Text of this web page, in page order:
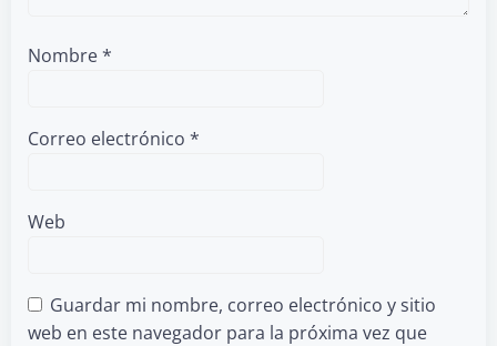
Nombre*
Correo electrónico *
Web
Guardar mi nombre, correo electrónico y sitio
web en este navegador para la próxima vez que